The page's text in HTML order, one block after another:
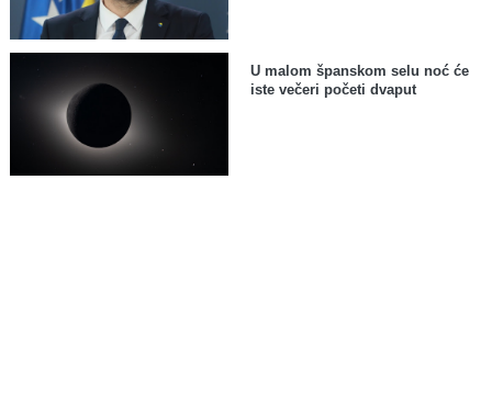
U malom španskom selu noć će
iste večeri početi dvaput